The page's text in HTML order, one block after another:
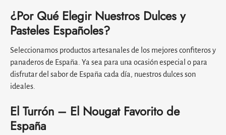
¿Por Qué Elegir Nuestros Dulces y
Pasteles Españoles?
Seleccionamos productos artesanales de los mejores confiteros y
panaderos de España. Ya sea para una ocasión especial o para
disfrutar del sabor de España cada día, nuestros dulces son
ideales.
El Turrón – El Nougat Favorito de
España